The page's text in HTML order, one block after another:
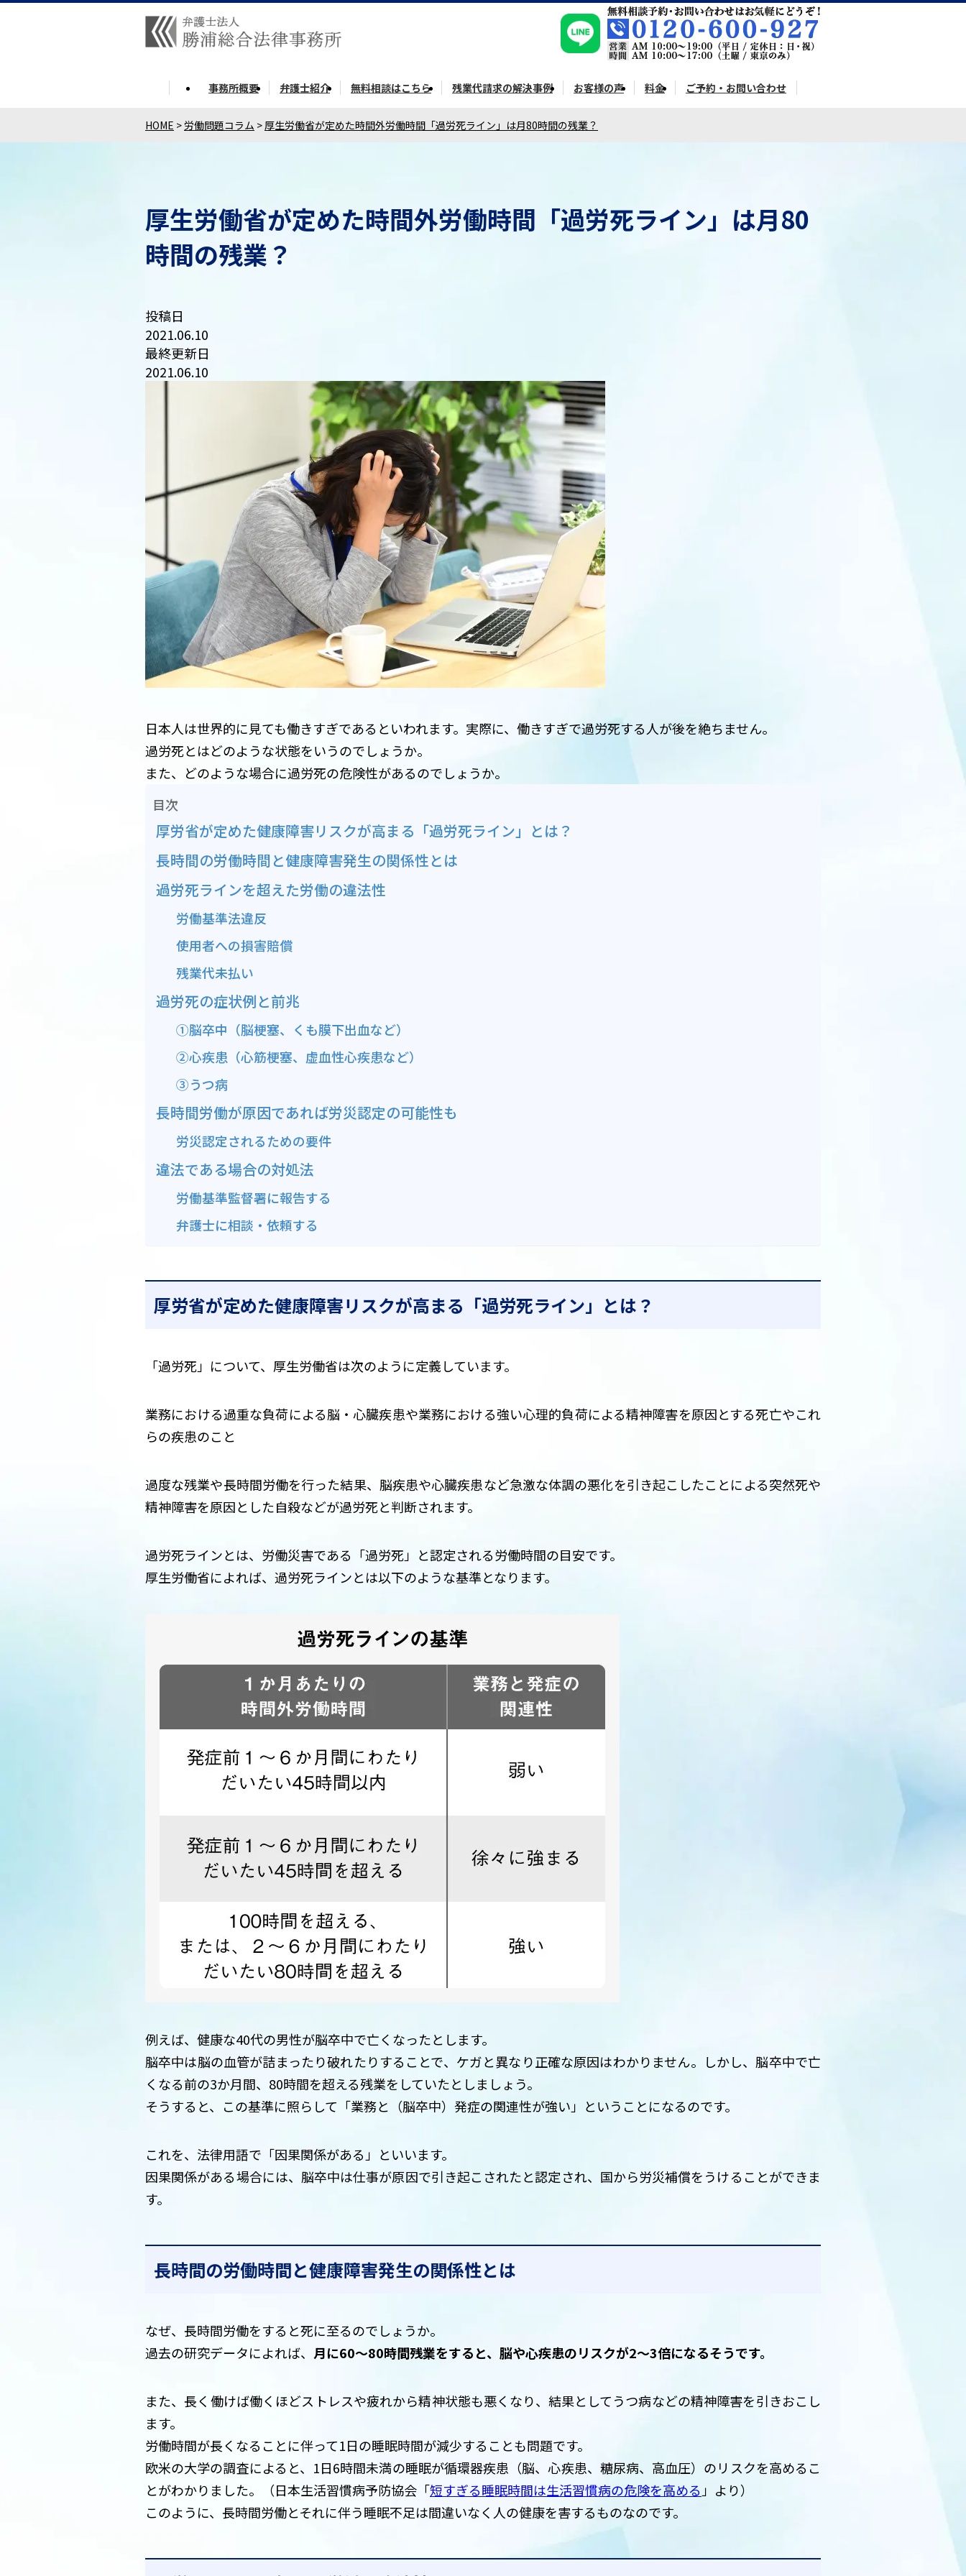
事務所概要 弁護士紹介 無料相談はこちら 残業代請求の解決事例 お客様の声 料金 ご予約・お問い合わせ
HOME > 労働問題コラム >厚生労働省が定めた時間外労働時間「過労死ライン」は月80時間の残業？
厚生労働省が定めた時間外労働時間「過労死ライン」は月80
時間の残業？
投稿日
2021.06.10
最終更新日
2021.06.10
日本人は世界的に見ても働きすぎであるといわれます。実際に、働きすぎで過労死する人が後を絶ちません。
過労死とはどのような状態をいうのでしょうか。
また、どのような場合に過労死の危険性があるのでしょうか。
目次
厚労省が定めた健康障害リスクが高まる「過労死ライン」とは？
長時間の労働時間と健康障害発生の関係性とは
過労死ラインを超えた労働の違法性
労働基準法違反
使用者への損害賠償
残業代未払い
過労死の症状例と前兆
①脳卒中（脳梗塞、くも膜下出血など）
➁心疾患（心筋梗塞、虚血性心疾患など）
③うつ病
長時間労働が原因であれば労災認定の可能性も
労災認定されるための要件
違法である場合の対処法
労働基準監督署に報告する
弁護士に相談・依頼する
厚労省が定めた健康障害リスクが高まる「過労死ライン」とは？
「過労死」について、厚生労働省は次のように定義しています。
業務における過重な負荷による脳・心臓疾患や業務における強い心理的負荷による精神障害を原因とする死亡やこれ
らの疾患のこと
過度な残業や長時間労働を行った結果、脳疾患や心臓疾患など急激な体調の悪化を引き起こしたことによる突然死や
精神障害を原因とした自殺などが過労死と判断されます。
過労死ラインとは、労働災害である「過労死」と認定される労働時間の目安です。
厚生労働省によれば、過労死ラインとは以下のような基準となります。
例えば、健康な40代の男性が脳卒中で亡くなったとします。
脳卒中は脳の血管が詰まったり破れたりすることで、ケガと異なり正確な原因はわかりません。しかし、脳卒中で亡
くなる前の3か月間、80時間を超える残業をしていたとしましょう。
そうすると、この基準に照らして「業務と（脳卒中）発症の関連性が強い」ということになるのです。
これを、法律用語で「因果関係がある」といいます。
因果関係がある場合には、脳卒中は仕事が原因で引き起こされたと認定され、国から労災補償をうけることができま
す。
長時間の労働時間と健康障害発生の関係性とは
なぜ、長時間労働をすると死に至るのでしょうか。
過去の研究データによれば、 月に60～80時間残業をすると、脳や心疾患のリスクが2～3倍になるそうです。
また、長く働けば働くほどストレスや疲れから精神状態も悪くなり、結果としてうつ病などの精神障害を引きおこし
ます。
労働時間が長くなることに伴って1日の睡眠時間が減少することも問題です。
欧米の大学の調査によると、1日6時間未満の睡眠が循環器疾患（脳、心疾患、糖尿病、高血圧）のリスクを高めるこ
とがわかりました。（日本生活習慣病予防協会「短すぎる睡眠時間は生活習慣病の危険を高める 」より）
このように、長時間労働とそれに伴う睡眠不足は間違いなく人の健康を害するものなのです。